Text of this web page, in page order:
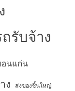
ถรับจ้าง
อนแก่น
ง ส่งของชิ้นใหญ่